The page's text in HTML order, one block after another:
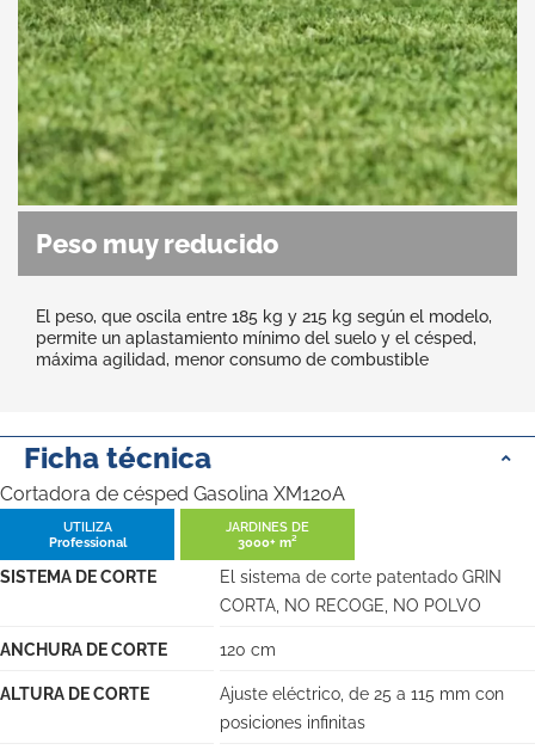
Peso muy reducido
El peso, que oscila entre 185 kg y 215 kg según el modelo,
permite un aplastamiento mínimo del suelo y el césped,
máxima agilidad, menor consumo de combustible
Ficha técnica
Cortadora de césped Gasolina XM120A
UTILIZA
Professional
JARDINES DE
3000+ m²
SISTEMA DE CORTE
El sistema de corte patentado GRIN
CORTA, NO RECOGE, NO POLVO
ANCHURA DE CORTE 120 cm
ALTURA DE CORTE
Ajuste eléctrico, de 25 a 115 mm con
posiciones infinitas